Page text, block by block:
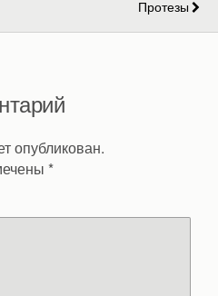
Протезы
опубликован.
*